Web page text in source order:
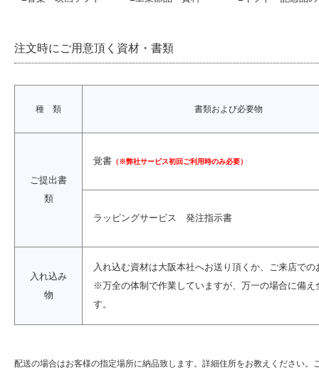
■音楽・映画ソフト
■工業部品・資料
■ギフト・記念品
注文時にご用意頂く資材・書類
種 類 書類および必要物
ご提出書
類
覚書 （※弊社サービス初回ご利用時のみ必要）
ラッピングサービス 発注指示書
入れ込み
物
入れ込む資材は大阪本社へお送り頂くか、ご来店で
※万全の体制で作業していますが、万一の場合に備
す。
配送の場合はお客様の指定場所に納品致します。詳細住所をお教えください。